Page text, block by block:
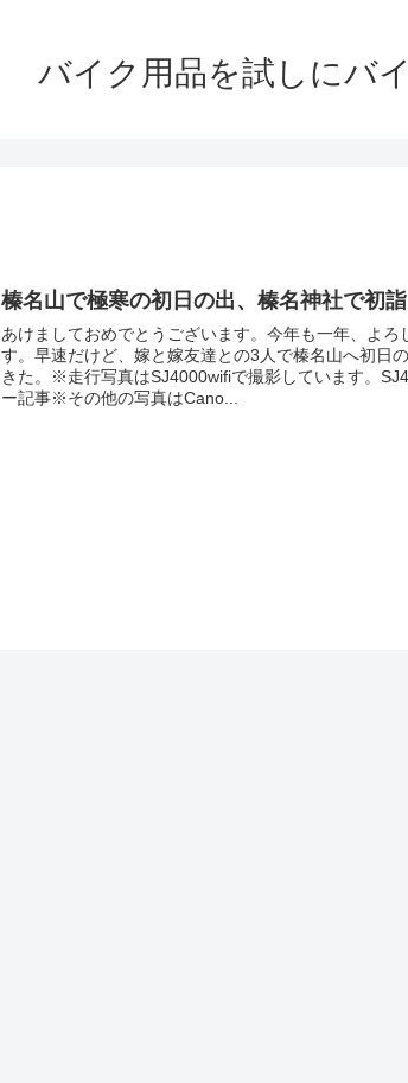
バイク用品を試しにバ
榛名山で極寒の初日の出、榛名神社で初詣
あけましておめでとうございます。今年も一年、よろ
す。早速だけど、嫁と嫁友達との3人で榛名山へ初日
きた。※走行写真はSJ4000wifiで撮影しています。
ー記事※その他の写真はCano...